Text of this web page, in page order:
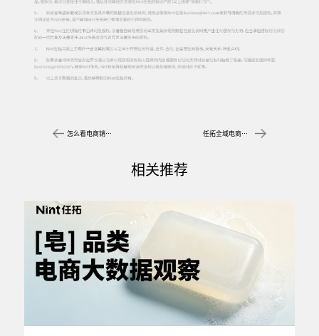
怎么看电商销售数据？如何从数字表象解析增长内核 任拓全域电商数据洞察：身体护理从“洗香香”到“洗效果”的变革
相关推荐